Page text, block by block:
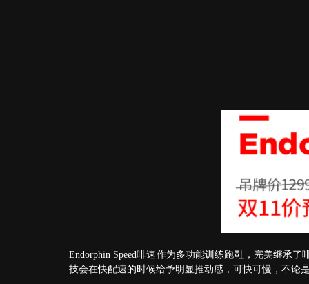
Endorphin Speed啡速作为多功能训练跑鞋，完美继承
技会在快配速的时候给予明显推动感，可快可慢，不论